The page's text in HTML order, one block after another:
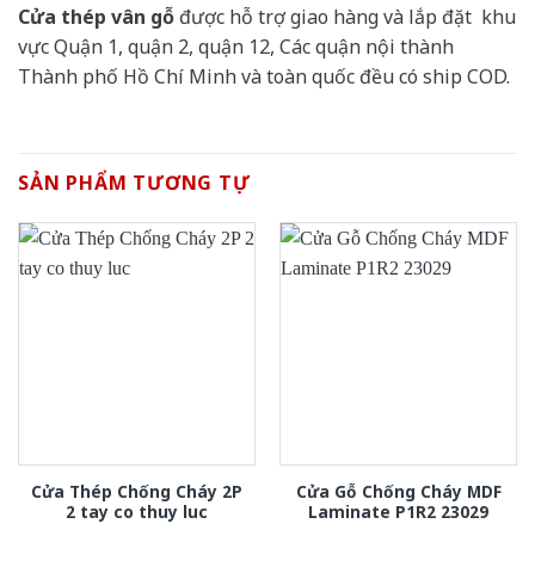
Cửa thép vân gỗ được hỗ trợ giao hàng và lắp đặt khu
vực Quận 1, quận 2, quận 12, Các quận nội thành
Thành phố Hồ Chí Minh và toàn quốc đều có ship COD.
SẢN PHẨM TƯƠNG TỰ
Cửa Thép Chống Cháy 2P
2 tay co thuy luc
Cửa Gỗ Chống Cháy MDF
Laminate P1R2 23029